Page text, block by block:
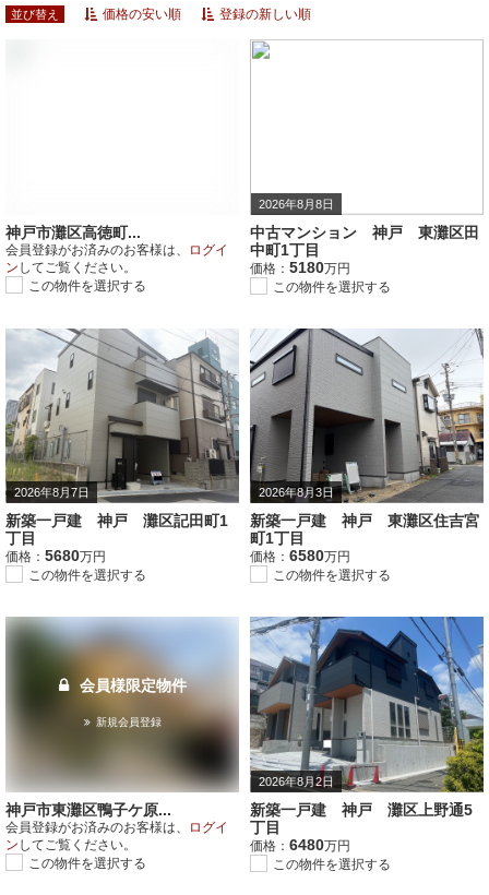
並び替え 価格の安い順 登録の新しい順
神戸市灘区高徳町...
会員登録がお済みのお客様は、
ログイ
ン してご覧ください。
この物件を選択する
2026年8月8日
中古マンション 神戸 東灘区田
中町1丁目
価格： 5180万円
この物件を選択する
2026年8月7日
新築一戸建 神戸 灘区記田町1
丁目
価格： 5680万円
この物件を選択する
2026年8月3日
新築一戸建 神戸 東灘区住吉宮
町1丁目
価格： 6580万円
この物件を選択する
会員様限定物件
新規会員登録
神戸市東灘区鴨子ケ原...
会員登録がお済みのお客様は、
ログイ
ン してご覧ください。
この物件を選択する
2026年8月2日
新築一戸建 神戸 灘区上野通5
丁目
価格： 6480万円
この物件を選択する